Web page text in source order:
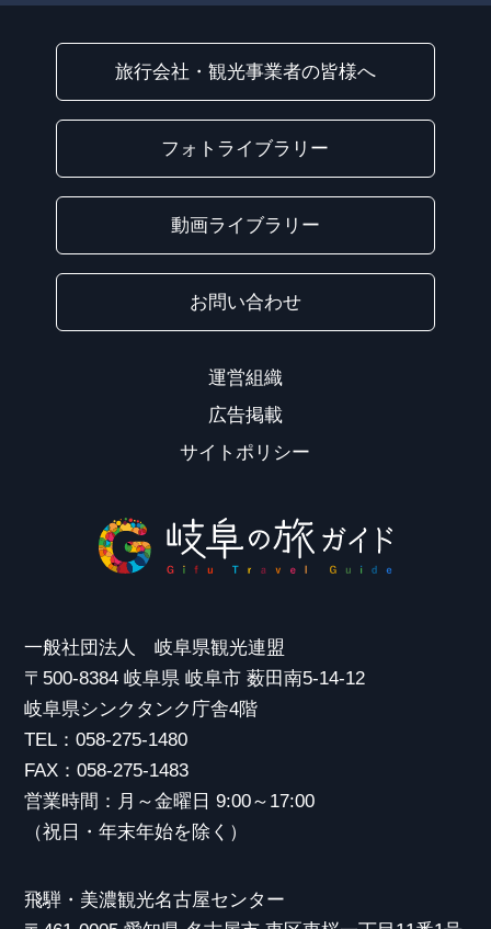
旅行会社・観光事業者の皆様へ
フォトライブラリー
動画ライブラリー
お問い合わせ
運営組織
広告掲載
サイトポリシー
一般社団法人 岐阜県観光連盟
〒500-8384 岐阜県 岐阜市 薮田南5-14-12
岐阜県シンクタンク庁舎4階
TEL：058-275-1480
FAX：058-275-1483
営業時間：月～金曜日 9:00～17:00
（祝日・年末年始を除く）
飛騨・美濃観光名古屋センター